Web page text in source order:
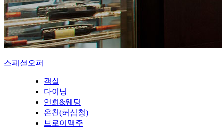
스페셜오퍼
객실
다이닝
연회&웨딩
온천(허심청)
브로이맥주